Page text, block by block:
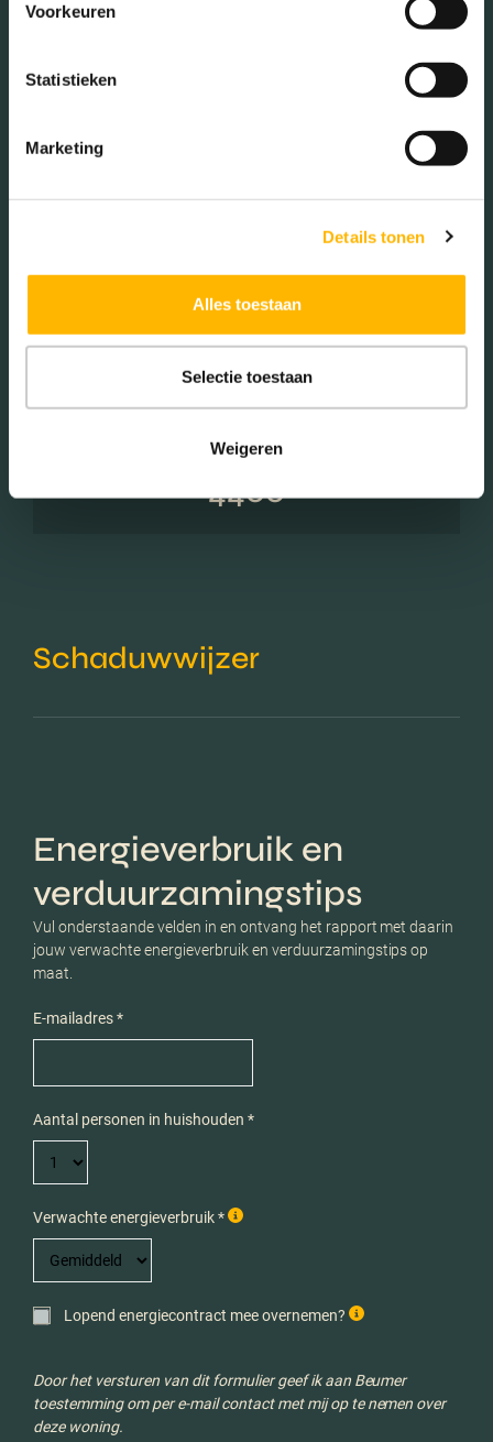
Voorkeuren
Statistieken
Marketing
Details tonen
Alles toestaan
Selectie toestaan
Weigeren
Éénpersoons huishoudens
Aantal inwoners:
4400
Schaduwwijzer
Energieverbruik en
verduurzamingstips
Vul onderstaande velden in en ontvang het rapport met daarin
jouw verwachte energieverbruik en verduurzamingstips op
maat.
E-mailadres *
Aantal personen in huishouden *
Verwachte energieverbruik *
Lopend energiecontract mee overnemen?
Door het versturen van dit formulier geef ik aan Beumer
toestemming om per e-mail contact met mij op te nemen over
deze woning.